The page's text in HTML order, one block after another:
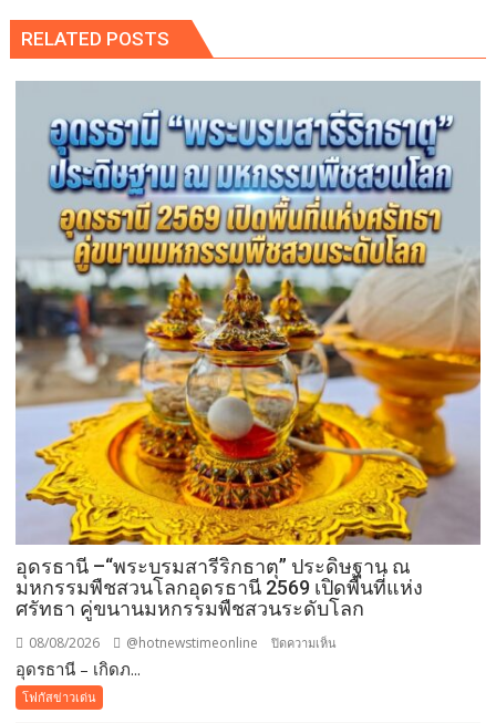
RELATED POSTS
อุดรธานี –“พระบรมสารีริกธาตุ” ประดิษฐาน ณ
มหกรรมพืชสวนโลกอุดรธานี 2569 เปิดพื้นที่แห่ง
ศรัทธา คู่ขนานมหกรรมพืชสวนระดับโลก
08/08/2026 @hotnewstimeonline ปิดความเห็น
อุดรธานี – เกิดภ...
โฟกัสข่าวเด่น